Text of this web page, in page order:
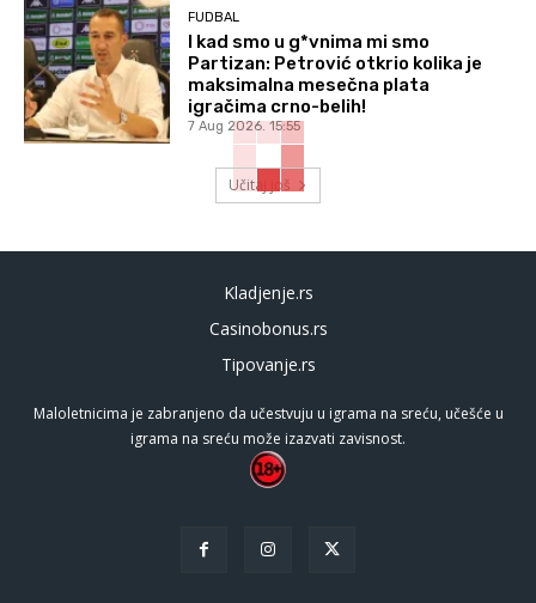
FUDBAL
I kad smo u g*vnima mi smo
Partizan: Petrović otkrio kolika je
maksimalna mesečna plata
igračima crno-belih!
7 Aug 2026. 15:55
Učitaj još
Kladjenje.rs
Casinobonus.rs
Tipovanje.rs
Maloletnicima je zabranjeno da učestvuju u igrama na sreću, učešće u
igrama na sreću može izazvati zavisnost.